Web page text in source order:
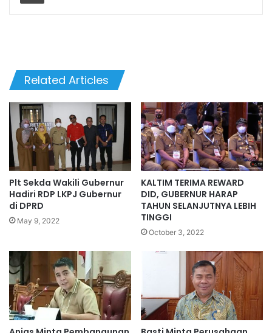
Related Articles
Plt Sekda Wakili Gubernur
Hadiri RDP LKPJ Gubernur
di DPRD
May 9, 2022
KALTIM TERIMA REWARD
DID, GUBERNUR HARAP
TAHUN SELANJUTNYA LEBIH
TINGGI
October 3, 2022